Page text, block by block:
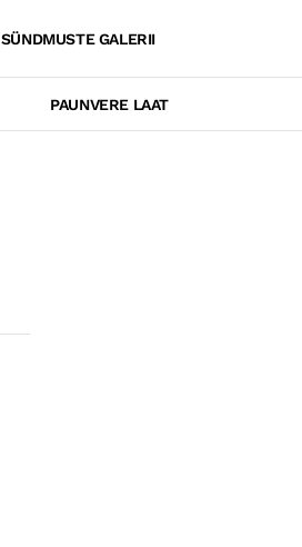
SÜNDMUSTE GALERII
PAUNVERE LAAT